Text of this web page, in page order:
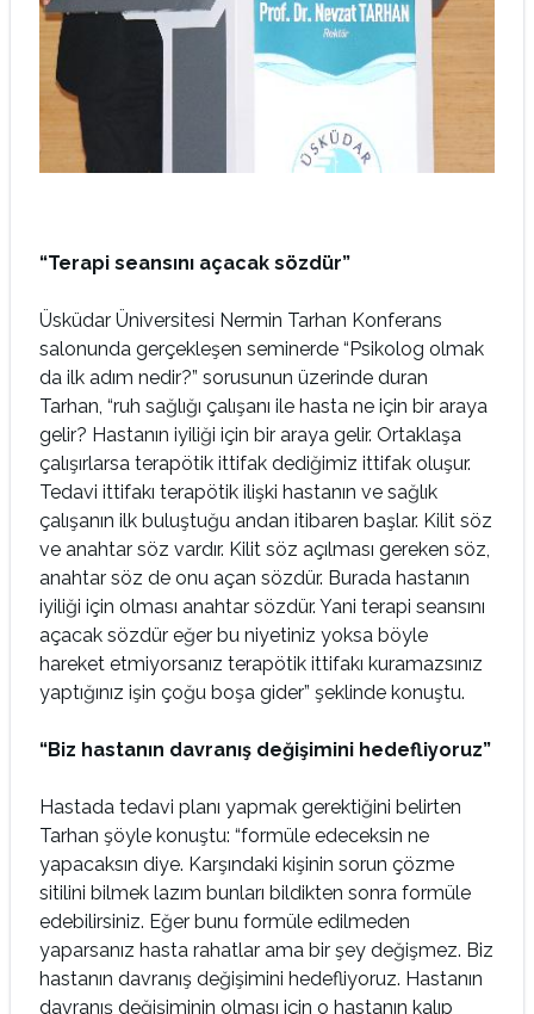
“Terapi seansını açacak sözdür”
Üsküdar Üniversitesi Nermin Tarhan Konferans
salonunda gerçekleşen seminerde “Psikolog olmak
da ilk adım nedir?” sorusunun üzerinde duran
Tarhan, “ruh sağlığı çalışanı ile hasta ne için bir araya
gelir? Hastanın iyiliği için bir araya gelir. Ortaklaşa
çalışırlarsa terapötik ittifak dediğimiz ittifak oluşur.
Tedavi ittifakı terapötik ilişki hastanın ve sağlık
çalışanın ilk buluştuğu andan itibaren başlar. Kilit söz
ve anahtar söz vardır. Kilit söz açılması gereken söz,
anahtar söz de onu açan sözdür. Burada hastanın
iyiliği için olması anahtar sözdür. Yani terapi seansını
açacak sözdür eğer bu niyetiniz yoksa böyle
hareket etmiyorsanız terapötik ittifakı kuramazsınız
yaptığınız işin çoğu boşa gider” şeklinde konuştu.
“Biz hastanın davranış değişimini hedefliyoruz”
Hastada tedavi planı yapmak gerektiğini belirten
Tarhan şöyle konuştu: “formüle edeceksin ne
yapacaksın diye. Karşındaki kişinin sorun çözme
sitilini bilmek lazım bunları bildikten sonra formüle
edebilirsiniz. Eğer bunu formüle edilmeden
yaparsanız hasta rahatlar ama bir şey değişmez. Biz
hastanın davranış değişimini hedefliyoruz. Hastanın
davranış değişiminin olması için o hastanın kalıp